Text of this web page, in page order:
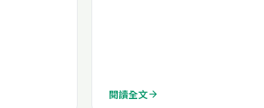
閱讀全文arrow_forward